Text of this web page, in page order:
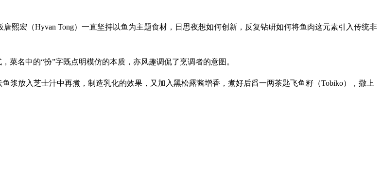
熙宏（Hyvan Tong）一直坚持以鱼为主题食材，日思夜想如何创新，反复钻研如何将鱼肉这元素引入传统非
菜名中的“扮”字既点明模仿的本质，亦风趣调侃了烹调者的意图。
浆放入芝士汁中再煮，制造乳化的效果，又加入黑松露酱增香，煮好后舀一两茶匙飞鱼籽（Tobiko），撒上